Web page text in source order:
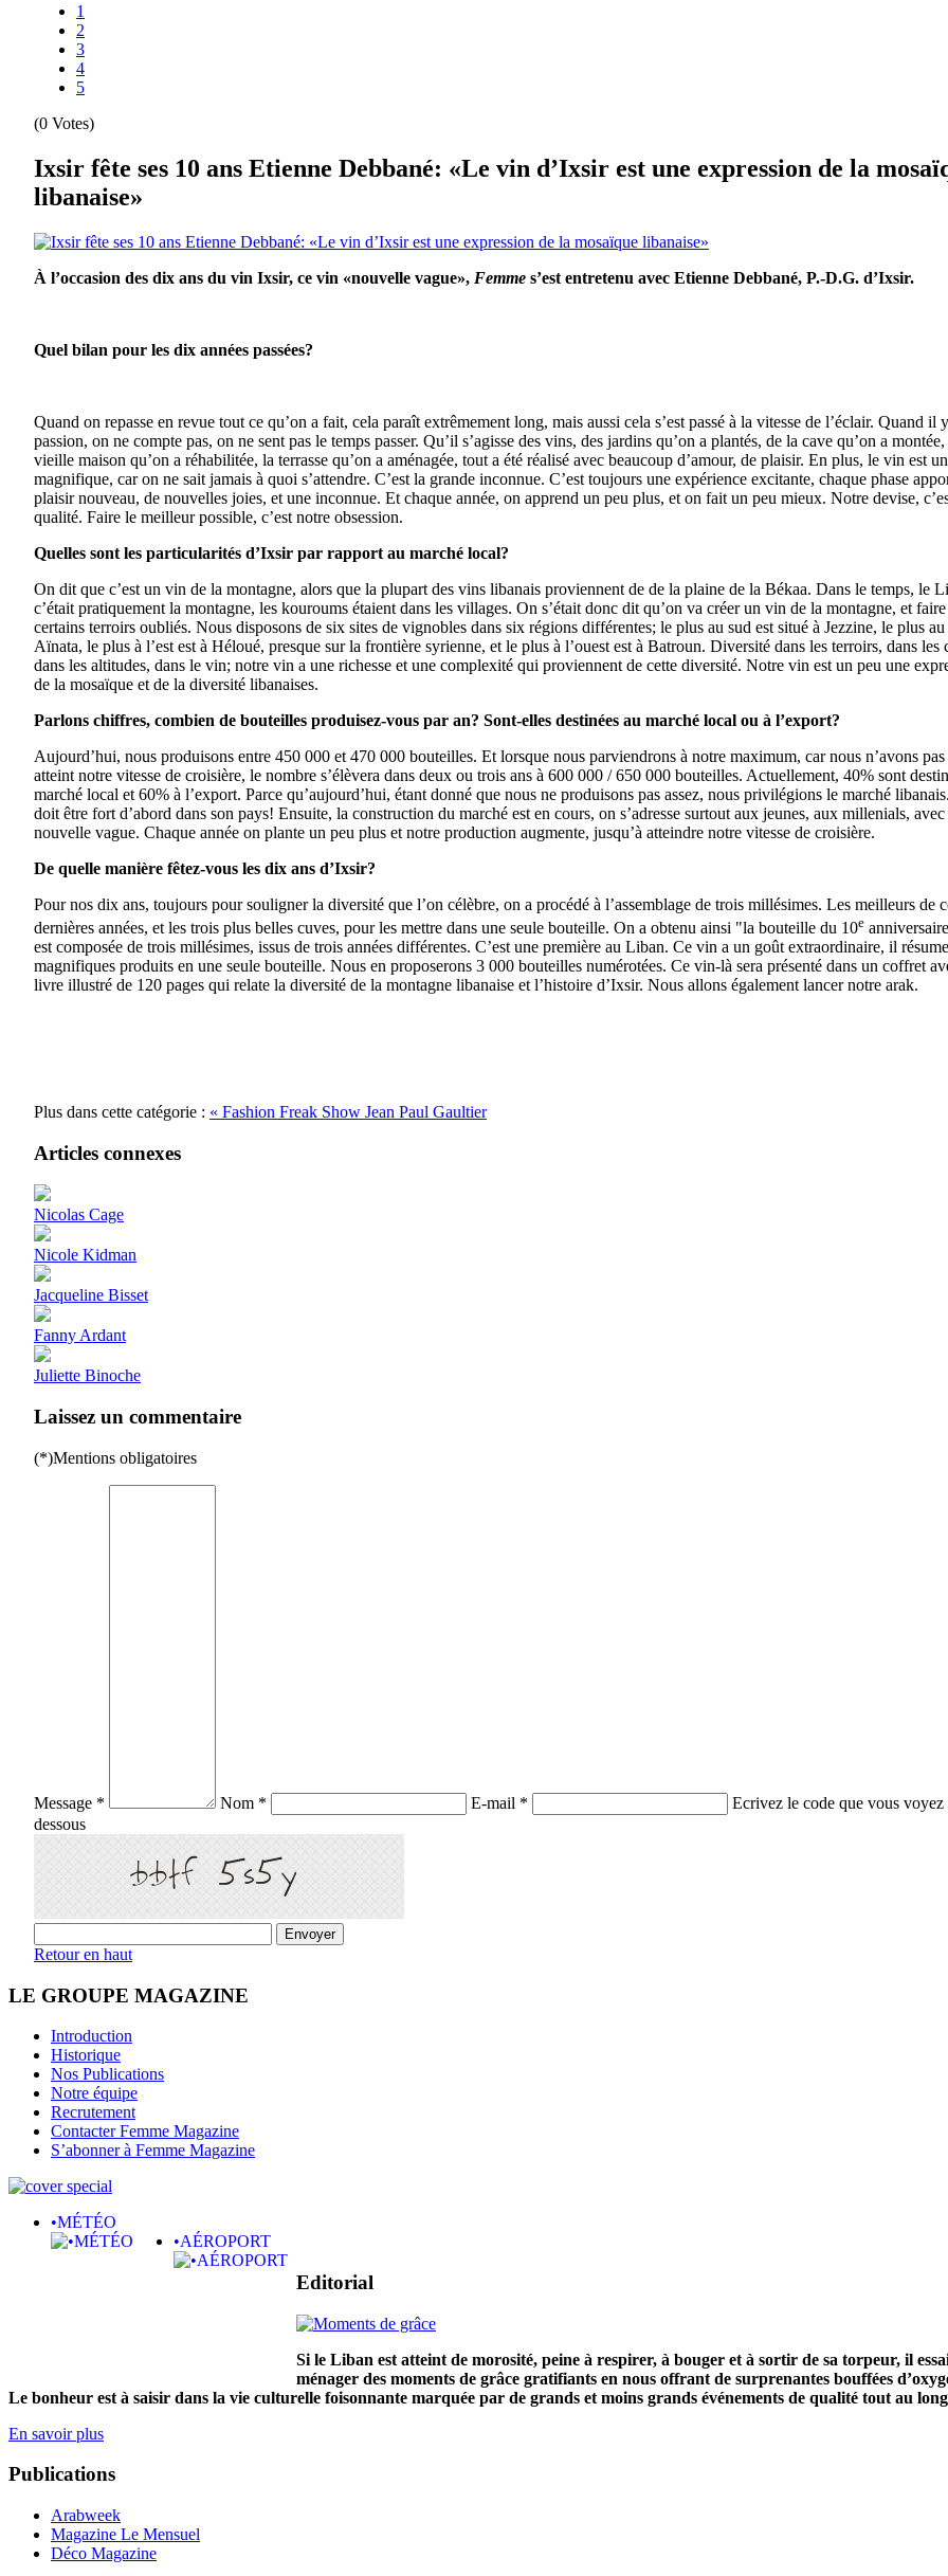
1
2
3
4
5
(0 Votes)
Ixsir fête ses 10 ans Etienne Debbané: «Le vin d’Ixsir est une expression de la
libanaise»
À l’occasion des dix ans du vin Ixsir, ce vin «nouvelle vague», Femme s’est entretenu avec Etienne Debbané, P.-D.G. d’Ixsir.
Quel bilan pour les dix années passées?
Quand on repasse en revue tout ce qu’on a fait, cela paraît extrêmement long, mais aussi cela s’est passé à la vitesse de l’éclair. Quand il
passion, on ne compte pas, on ne sent pas le temps passer. Qu’il s’agisse des vins, des jardins qu’on a plantés, de la cave qu’on a
vieille maison qu’on a réhabilitée, la terrasse qu’on a aménagée, tout a été réalisé avec beaucoup d’amour, de plaisir. En plus, le vin est
magnifique, car on ne sait jamais à quoi s’attendre. C’est la grande inconnue. C’est toujours une expérience excitante, chaque phase
plaisir nouveau, de nouvelles joies, et une inconnue. Et chaque année, on apprend un peu plus, et on fait un peu mieux. Notre devise,
qualité. Faire le meilleur possible, c’est notre obsession.
Quelles sont les particularités d’Ixsir par rapport au marché local?
On dit que c’est un vin de la montagne, alors que la plupart des vins libanais proviennent de de la plaine de la Békaa. Dans le temps, le
c’était pratiquement la montagne, les kouroums étaient dans les villages. On s’était donc dit qu’on va créer un vin de la montagne, et
certains terroirs oubliés. Nous disposons de six sites de vignobles dans six régions différentes; le plus au sud est situé à Jezzine, le plus
Aïnata, le plus à l’est est à Héloué, presque sur la frontière syrienne, et le plus à l’ouest est à Batroun. Diversité dans les terroirs, dans les
dans les altitudes, dans le vin; notre vin a une richesse et une complexité qui proviennent de cette diversité. Notre vin est un peu une
de la mosaïque et de la diversité libanaises.
Parlons chiffres, combien de bouteilles produisez-vous par an? Sont-elles destinées au marché local ou à l’export?
Aujourd’hui, nous produisons entre 450 000 et 470 000 bouteilles. Et lorsque nous parviendrons à notre maximum, car nous n’avons pas
atteint notre vitesse de croisière, le nombre s’élèvera dans deux ou trois ans à 600 000 / 650 000 bouteilles. Actuellement, 40% sont
marché local et 60% à l’export. Parce qu’aujourd’hui, étant donné que nous ne produisons pas assez, nous privilégions le marché
doit être fort d’abord dans son pays! Ensuite, la construction du marché est en cours, on s’adresse surtout aux jeunes, aux millenials,
nouvelle vague. Chaque année on plante un peu plus et notre production augmente, jusqu’à atteindre notre vitesse de croisière.
De quelle manière fêtez-vous les dix ans d’Ixsir?
Pour nos dix ans, toujours pour souligner la diversité que l’on célèbre, on a procédé à l’assemblage de trois millésimes. Les meilleurs de
dernières années, et les trois plus belles cuves, pour les mettre dans une seule bouteille. On a obtenu ainsi "la bouteille du 10e
est composée de trois millésimes, issus de trois années différentes. C’est une première au Liban. Ce vin a un goût extraordinaire, il
magnifiques produits en une seule bouteille. Nous en proposerons 3 000 bouteilles numérotées. Ce vin-là sera présenté dans un coffret
livre illustré de 120 pages qui relate la diversité de la montagne libanaise et l’histoire d’Ixsir. Nous allons également lancer notre arak.
Plus dans cette catégorie : « Fashion Freak Show Jean Paul Gaultier
Articles connexes
Nicolas Cage
Nicole Kidman
Jacqueline Bisset
Fanny Ardant
Juliette Binoche
Laissez un commentaire
(*)Mentions obligatoires
Message * Nom * E-mail *
Ecrivez le code que vous voyez
dessous
Retour en haut
LE GROUPE MAGAZINE
Introduction
Historique
Nos Publications
Notre équipe
Recrutement
Contacter Femme Magazine
S’abonner à Femme Magazine
•MÉTÉO
•AÉROPORT
Editorial
Si le Liban est atteint de morosité, peine à respirer, à bouger et à sortir de sa torpeur, il
ménager des moments de grâce gratifiants en nous offrant de surprenantes bouffées
Le bonheur est à saisir dans la vie culturelle foisonnante marquée par de grands et moins grands événements de qualité tout au
En savoir plus
Publications
Arabweek
Magazine Le Mensuel
Déco Magazine